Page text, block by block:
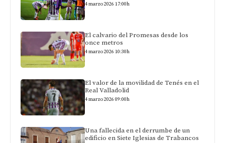
4 marzo 2026 17:00h
El calvario del Promesas desde los
once metros
4 marzo 2026 10:30h
El valor de la movilidad de Tenés en el
Real Valladolid
4 marzo 2026 09:00h
Una fallecida en el derrumbe de un
edificio en Siete Iglesias de Trabancos